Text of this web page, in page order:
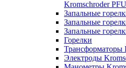
Kromschroder PFU
Запальные
Запальные
Запальные
Горелки
Трансформаторы
Электроды